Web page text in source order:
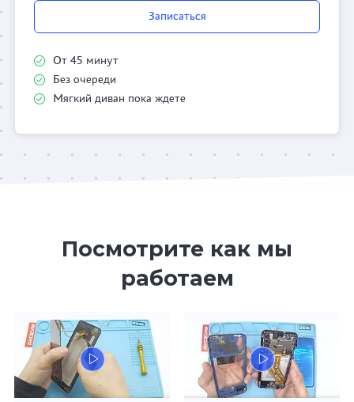
Записаться
От 45 минут
Без очереди
Мягкий диван пока ждете
Посмотрите как мы
работаем